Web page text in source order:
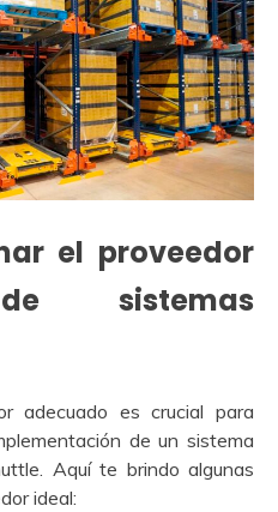
el proveedor
sistemas
adecuado es crucial para
de un sistema
Aquí te brindo algunas
ideal: